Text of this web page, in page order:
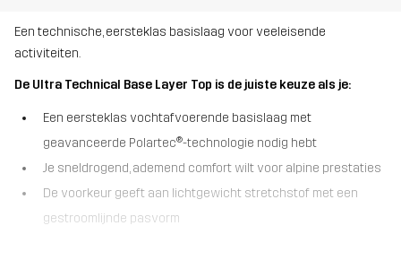
Een technische, eersteklas basislaag voor veeleisende
activiteiten.
De Ultra Technical Base Layer Top is de juiste keuze als je:
Een eersteklas vochtafvoerende basislaag met
geavanceerde Polartec®-technologie nodig hebt
Je sneldrogend, ademend comfort wilt voor alpine prestaties
De voorkeur geeft aan lichtgewicht stretchstof met een
gestroomlijnde pasvorm